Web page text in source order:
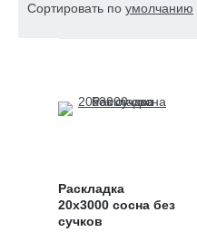
Сортировать по умолчанию
Раскладка
20x3000 сосна без
сучков